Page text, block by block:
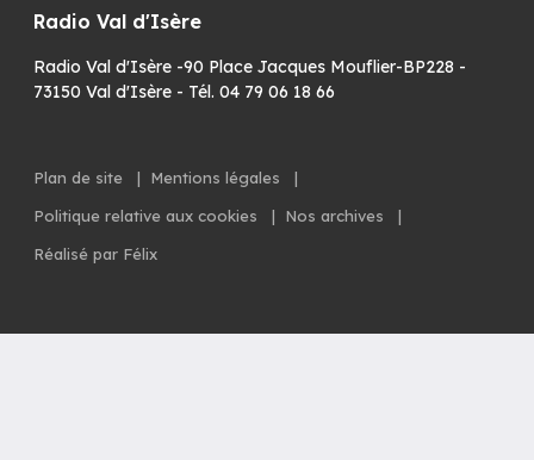
Radio Val d'Isère
Radio Val d'Isère -90 Place Jacques Mouflier-BP228 -
73150 Val d'Isère - Tél. 04 79 06 18 66
Plan de site | Mentions légales
|
Politique relative aux cookies
| Nos archives
|
Réalisé par Félix